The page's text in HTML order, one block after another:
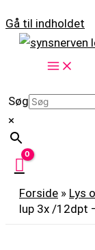
Gå til indholdet
Søg
×
Forside » Lys
lup 3x /12dpt